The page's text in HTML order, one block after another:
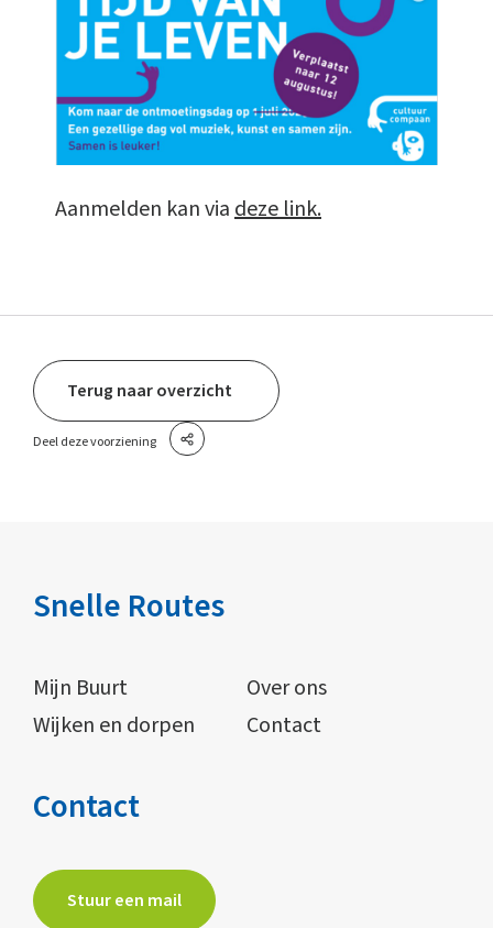
Aanmelden kan viadeze link.
Terug naar overzicht
Deel deze voorziening
Snelle Routes
Mijn Buurt
Over ons
Wijken en dorpen
Contact
Contact
Stuur een mail